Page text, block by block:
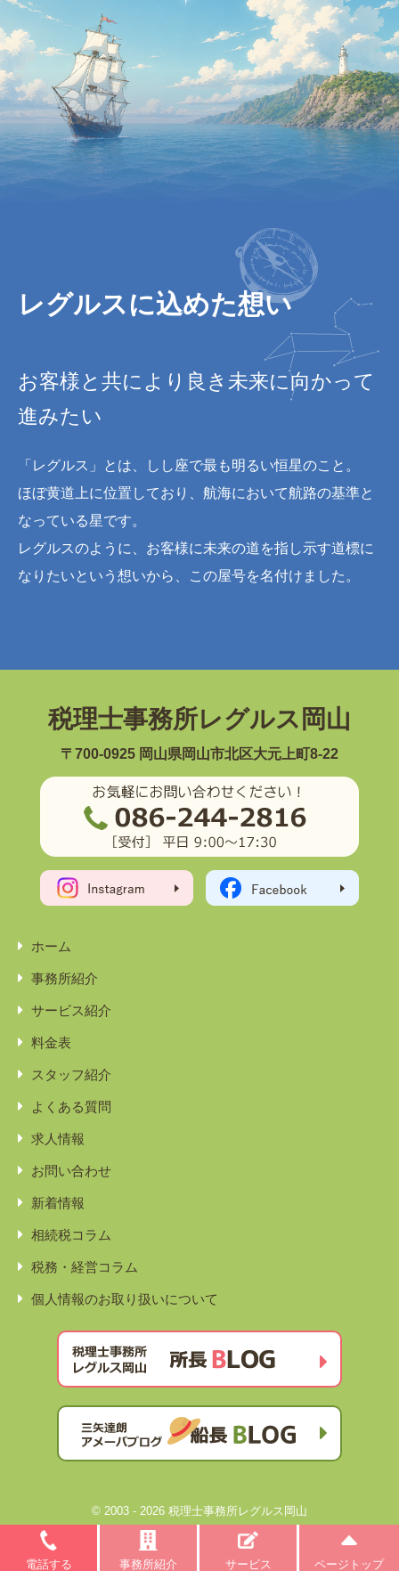
レグルスに込めた想い
お客様と共により良き未来に向かって
進みたい
「レグルス」とは、しし座で最も明るい恒星のこと。
ほぼ黄道上に位置しており、航海において航路の基準と
なっている星です。
レグルスのように、お客様に未来の道を指し示す道標に
なりたいという想いから、この屋号を名付けました。
電話する 事務所紹介 サービス ページトップ
税理士事務所レグルス岡山
〒700-0925 岡山県岡山市北区大元上町8-22
ホーム
事務所紹介
サービス紹介
料金表
スタッフ紹介
よくある質問
求人情報
お問い合わせ
新着情報
相続税コラム
税務・経営コラム
個人情報のお取り扱いについて
© 2003 - 2026 税理士事務所レグルス岡山